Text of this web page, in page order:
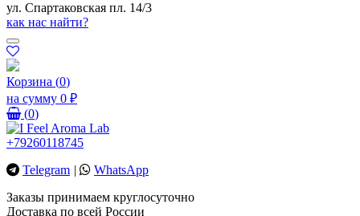
ул. Спартаковская пл. 14/3
как нас найти?
Корзина (0)
на сумму 0 ₽
(0)
+79260118745
Telegram |
WhatsApp
Заказы принимаем круглосуточно
Доставка по всей России